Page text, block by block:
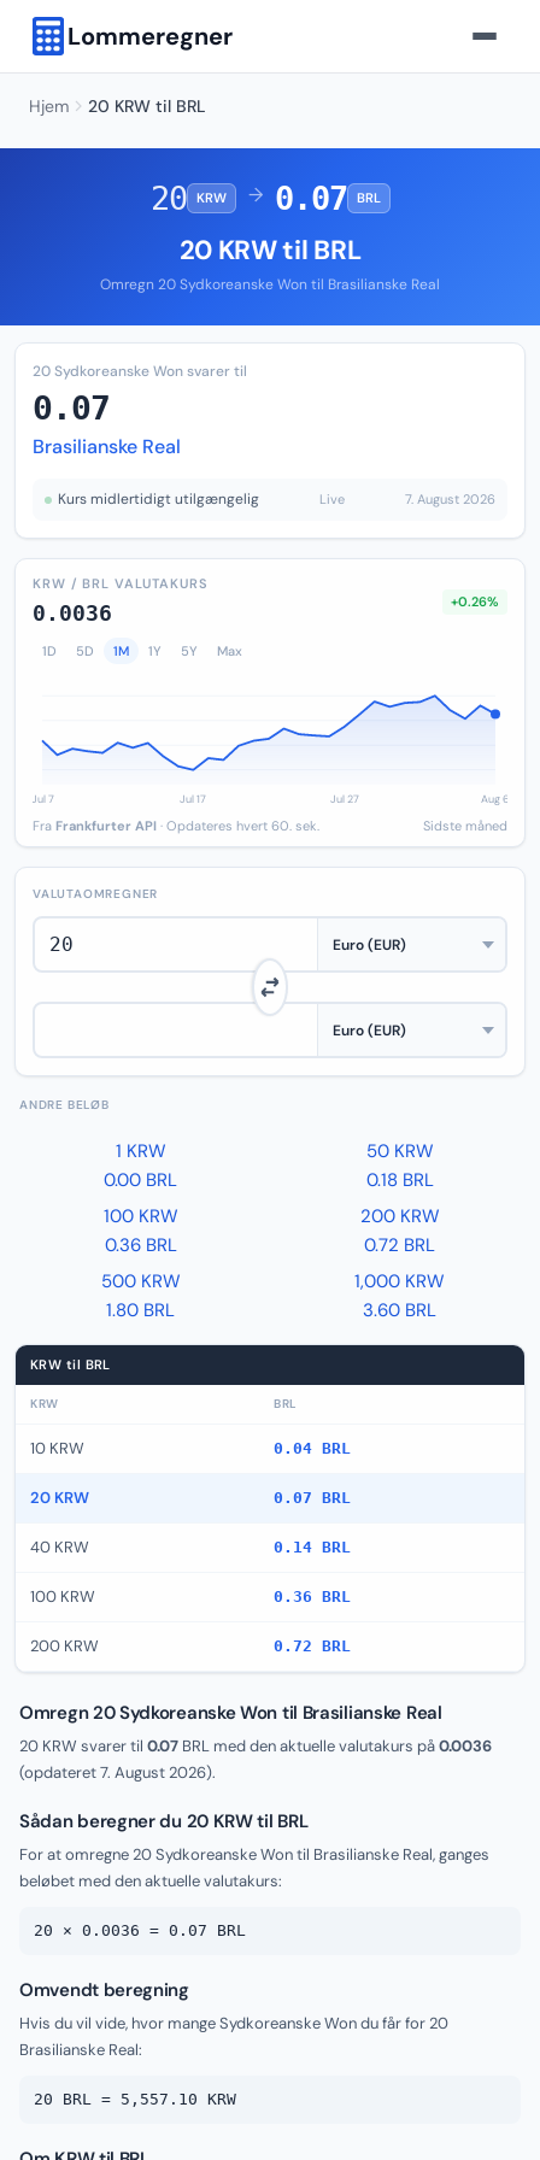
Lommeregner
Hjem 20 KRW til BRL
20 KRW → 0.07 BRL
20 KRW til BRL
Omregn 20 Sydkoreanske Won til Brasilianske Real
20 Sydkoreanske Won svarer til
0.07
Brasilianske Real
Kurs midlertidigt utilgængelig Live 7. August 2026
KRW / BRL VALUTAKURS
0.0036 +0.26%
1D 5D 1M 1Y 5Y Max
Fra Frankfurter API · Opdateres hvert 60. sek. Sidste måned
VALUTAOMREGNER
ANDRE BELØB
1 KRW
0.00 BRL
50 KRW
0.18 BRL
100 KRW
0.36 BRL
200 KRW
0.72 BRL
500 KRW
1.80 BRL
1,000 KRW
3.60 BRL
KRW til BRL
KRW BRL
10 KRW 0.04 BRL
20 KRW 0.07 BRL
40 KRW 0.14 BRL
100 KRW 0.36 BRL
200 KRW 0.72 BRL
Omregn 20 Sydkoreanske Won til Brasilianske Real
20 KRW svarer til 0.07 BRL med den aktuelle valutakurs på0.0036
(opdateret7. August 2026).
Sådan beregner du 20 KRW til BRL
For at omregne 20 Sydkoreanske Won til Brasilianske Real, ganges
beløbet med den aktuelle valutakurs:
20 × 0.0036 = 0.07 BRL
Omvendt beregning
Hvis du vil vide, hvor mange Sydkoreanske Won du får for 20
Brasilianske Real:
20 BRL = 5,557.10 KRW